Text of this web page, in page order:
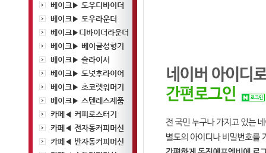
베이크▶ 도우디바이더
베이크▶ 도우라운더
베이크▶디바이더라운더
베이크▶ 베이글성형기
베이크▶ 슬라이서
베이크▶ 도넛후라이어
베이크▶ 초코렛워머기
베이크▶ 스텐레스제품
카페◀ 커피로스터기
카페◀ 전자동커피머신
카페◀ 반자동커피머신